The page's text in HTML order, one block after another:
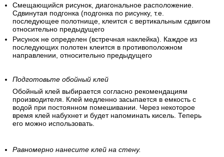
Смещающийся рисунок, диагональное расположение.
Сдвинутая подгонка (подгонка по рисунку, т.е.
последующее полотнище, клеится с вертикальным сдвигом
относительно предыдущего
Рисунок не определен (встречная наклейка). Каждое из
последующих полотен клеится в противоположном
направлении, относительно предыдущего
Подготовьте обойный клей
Обойный клей выбирается согласно рекомендациям
производителя. Клей медленно засыпается в емкость с
водой при постоянном помешивании. Через некоторое
время клей набухнет и будет напоминать кисель. Теперь
его можно использовать.
Равномерно нанесите клей на стену.